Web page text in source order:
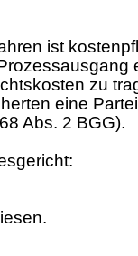
ist
zu
eine
Abs. 2 BGG).